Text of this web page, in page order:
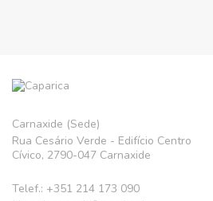
Carnaxide (Sede)
Rua Cesário Verde - Edifício Centro
Cívico, 2790-047 Carnaxide
Telef.: +351 214 173 090